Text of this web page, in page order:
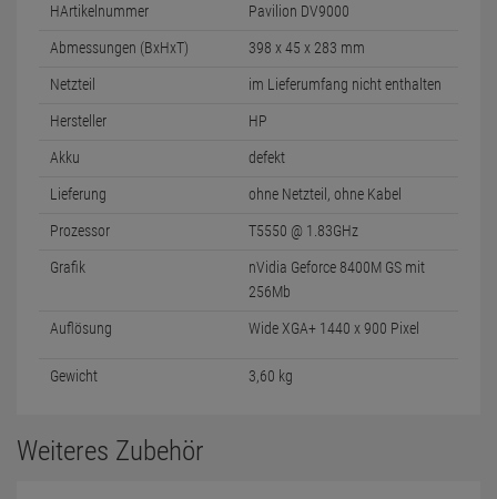
HArtikelnummer Pavilion DV9000
Abmessungen (BxHxT) 398 x 45 x 283 mm
Netzteil im Lieferumfang nicht enthalten
Hersteller HP
Akku defekt
Lieferung ohne Netzteil, ohne Kabel
Prozessor T5550 @ 1.83GHz
Grafik
nVidia Geforce 8400M GS mit
256Mb
Auflösung Wide XGA+ 1440 x 900 Pixel
Gewicht 3,60 kg
Weiteres Zubehör